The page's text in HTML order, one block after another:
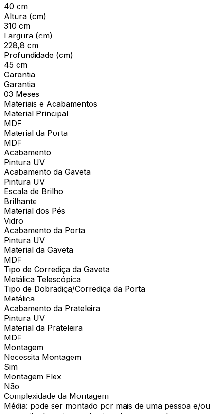
40 cm
Altura (cm)
310 cm
Largura (cm)
228,8 cm
Profundidade (cm)
45 cm
Garantia
Garantia
03 Meses
Materiais e Acabamentos
Material Principal
MDF
Material da Porta
MDF
Acabamento
Pintura UV
Acabamento da Gaveta
Pintura UV
Escala de Brilho
Brilhante
Material dos Pés
Vidro
Acabamento da Porta
Pintura UV
Material da Gaveta
MDF
Tipo de Corrediça da Gaveta
Metálica Telescópica
Tipo de Dobradiça/Corrediça da Porta
Metálica
Acabamento da Prateleira
Pintura UV
Material da Prateleira
MDF
Montagem
Necessita Montagem
Sim
Montagem Flex
Não
Complexidade da Montagem
Média: pode ser montado por mais de uma pessoa e/ou